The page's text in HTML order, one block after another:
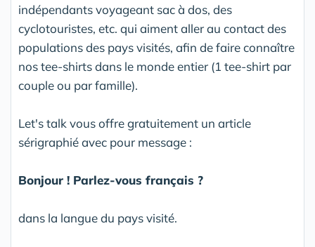
indépendants voyageant sac à dos, des
cyclotouristes, etc. qui aiment aller au contact des
populations des pays visités, afin de faire connaître
nos tee-shirts dans le monde entier (1 tee-shirt par
couple ou par famille).
Let's talk vous offre gratuitement un article
sérigraphié avec pour message :
Bonjour ! Parlez-vous français ?
dans la langue du pays visité.